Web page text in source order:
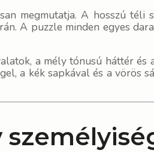
megmutatja. A hosszú
A puzzle minden egyes
a mély tónusú háttér
a kék sapkával és a